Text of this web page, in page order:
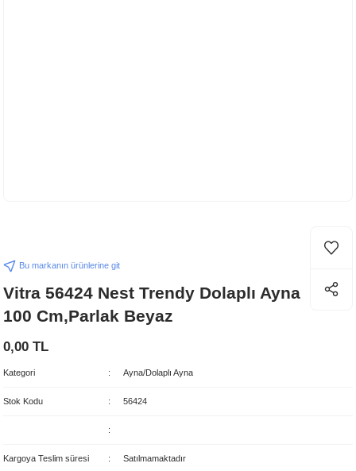
Bu markanın ürünlerine git
Vitra 56424 Nest Trendy Dolaplı Ayna
100 Cm,Parlak Beyaz
0,00 TL
Kategori Ayna/Dolaplı Ayna
Stok Kodu 56424
Kargoya Teslim süresi Satılmamaktadır